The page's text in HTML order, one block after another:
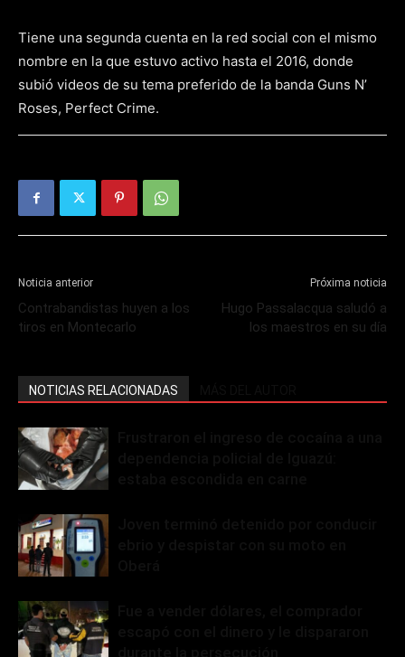
Tiene una segunda cuenta en la red social con el mismo
nombre en la que estuvo activo hasta el 2016, donde
subió videos de su tema preferido de la banda Guns N’
Roses, Perfect Crime.
Noticia anterior
Contrabandistas huyen a los
tiros en Montecarlo
Próxima noticia
Hugo Passalacqua saludó a
los maestros en su día
NOTICIAS RELACIONADAS